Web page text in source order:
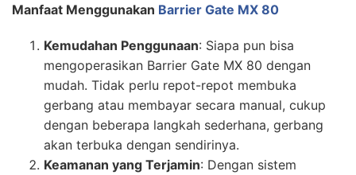
Manfaat Menggunakan Barrier Gate MX 80
Kemudahan Penggunaan: Siapa pun bisa
mengoperasikan Barrier Gate MX 80 dengan
mudah. Tidak perlu repot-repot membuka
gerbang atau membayar secara manual, cukup
dengan beberapa langkah sederhana, gerbang
akan terbuka dengan sendirinya.
Keamanan yang Terjamin: Dengan sistem